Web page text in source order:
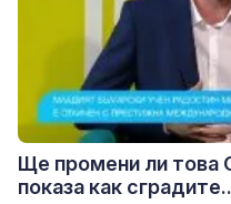
Ще промени ли това
показа как